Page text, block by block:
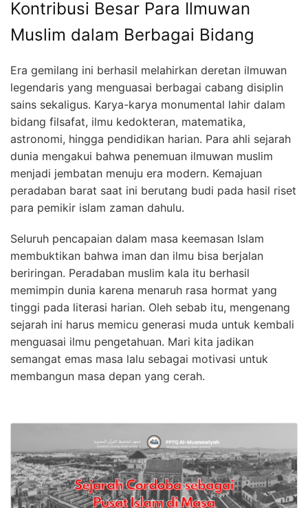
Kontribusi Besar Para Ilmuwan
Muslim dalam Berbagai Bidang
Era gemilang ini berhasil melahirkan deretan ilmuwan
legendaris yang menguasai berbagai cabang disiplin
sains sekaligus. Karya-karya monumental lahir dalam
bidang filsafat, ilmu kedokteran, matematika,
astronomi, hingga pendidikan harian. Para ahli sejarah
dunia mengakui bahwa penemuan ilmuwan muslim
menjadi jembatan menuju era modern. Kemajuan
peradaban barat saat ini berutang budi pada hasil riset
para pemikir islam zaman dahulu.
Seluruh pencapaian dalam masa keemasan Islam
membuktikan bahwa iman dan ilmu bisa berjalan
beriringan. Peradaban muslim kala itu berhasil
memimpin dunia karena menaruh rasa hormat yang
tinggi pada literasi harian. Oleh sebab itu, mengenang
sejarah ini harus memicu generasi muda untuk kembali
menguasai ilmu pengetahuan. Mari kita jadikan
semangat emas masa lalu sebagai motivasi untuk
membangun masa depan yang cerah.